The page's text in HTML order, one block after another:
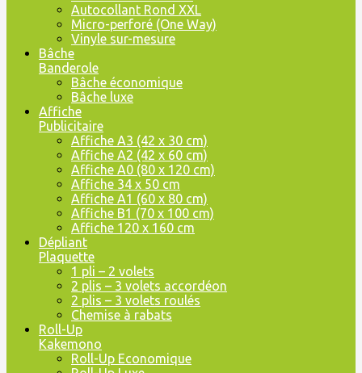
Autocollant Rond XXL
Micro-perforé (One Way)
Vinyle sur-mesure
Bâche
Banderole
Bâche économique
Bâche luxe
Affiche
Publicitaire
Affiche A3 (42 x 30 cm)
Affiche A2 (42 x 60 cm)
Affiche A0 (80 x 120 cm)
Affiche 34 x 50 cm
Affiche A1 (60 x 80 cm)
Affiche B1 (70 x 100 cm)
Affiche 120 x 160 cm
Dépliant
Plaquette
1 pli – 2 volets
2 plis – 3 volets accordéon
2 plis – 3 volets roulés
Chemise à rabats
Roll-Up
Kakemono
Roll-Up Economique